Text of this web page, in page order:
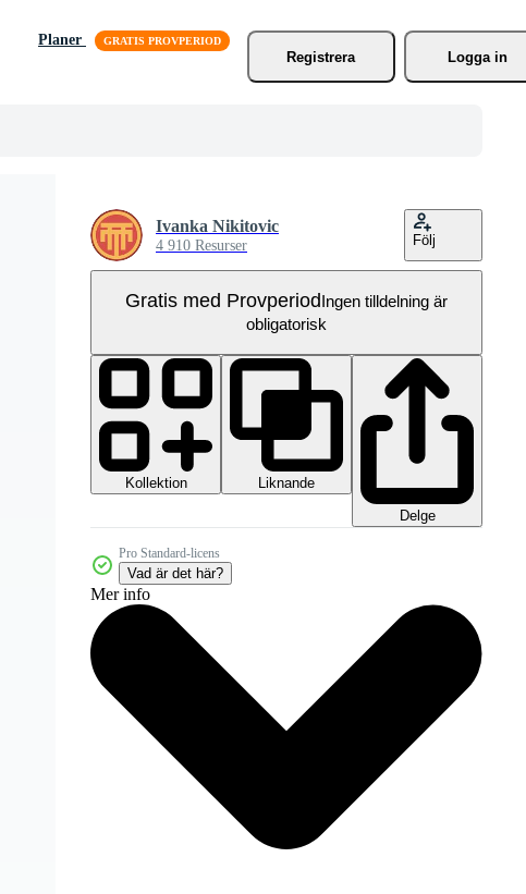
Planer
Registrera
Logga in
Ivanka Nikitovic
4 910 Resurser Följ
Gratis med ProvperiodIngen tilldelning är
obligatorisk
Kollektion
Liknande
Delge
Pro Standard-licens
Vad är det här?
Mer info